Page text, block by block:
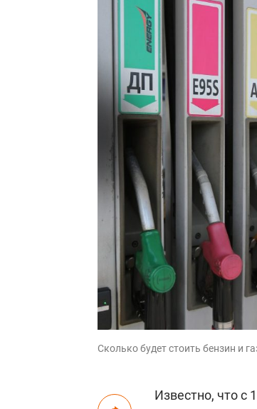
Сколько будет стоить бензин и
Известно, что с